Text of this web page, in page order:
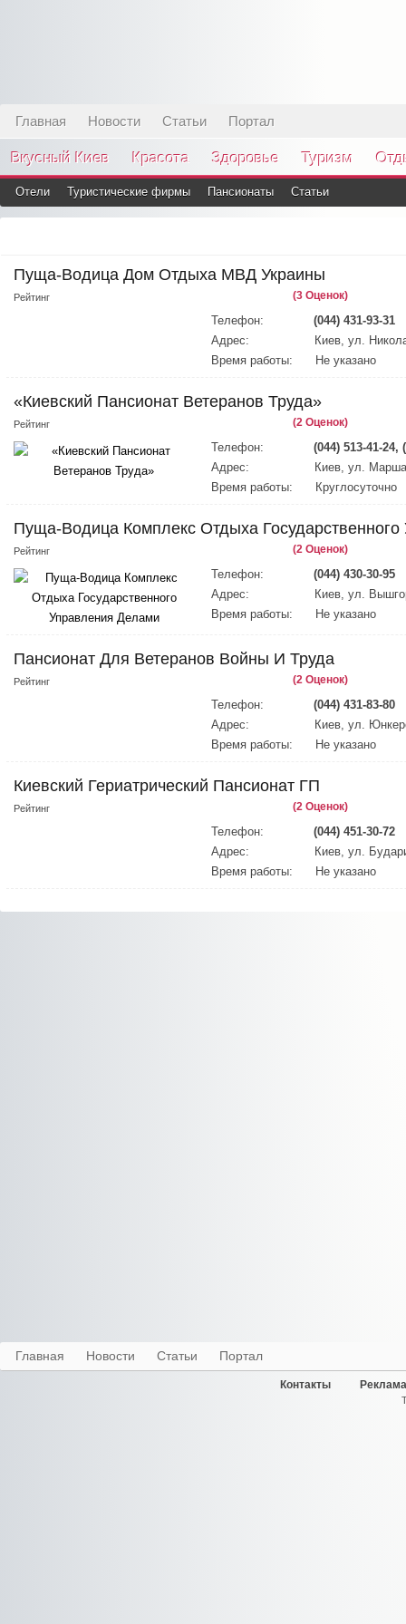
Главная Новости Статьи Портал
Вкусный Киев Красота Здоровье Туризм
Отели Туристические фирмы Пансионаты Статьи
Пуща-Водица Дом Отдыха МВД Украины
Рейтинг (3 Оценок)
Телефон:
(044) 431-93-31
Адрес:
Киев, ул.
Время работы:
Не указано
«Киевский Пансионат Ветеранов Труда»
Рейтинг (2 Оценок)
Телефон:
(044) 513-41-24,
Адрес:
Киев, ул.
Время работы:
Круглосуточно
Пуща-Водица Комплекс Отдыха
Рейтинг (2 Оценок)
Телефон:
(044) 430-30-95
Адрес:
Киев, ул.
Время работы:
Не указано
Пансионат Для Ветеранов Войны И Труда
Рейтинг (2 Оценок)
Телефон:
(044) 431-83-80
Адрес:
Киев, ул.
Время работы:
Не указано
Киевский Гериатрический Пансионат ГП
Рейтинг (2 Оценок)
Телефон:
(044) 451-30-72
Адрес:
Киев, ул.
Время работы:
Не указано
Главная Новости Статьи Портал
Контакты